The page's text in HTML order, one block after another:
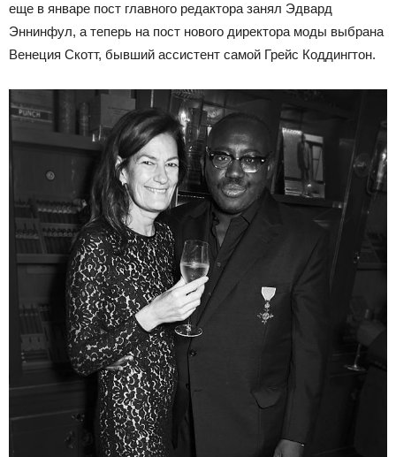
еще в январе пост главного редактора занял Эдвард
Эннинфул, а теперь на пост нового директора моды выбрана
Венеция Скотт, бывший ассистент самой Грейс Коддингтон.